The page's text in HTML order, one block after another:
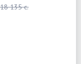
135 c.